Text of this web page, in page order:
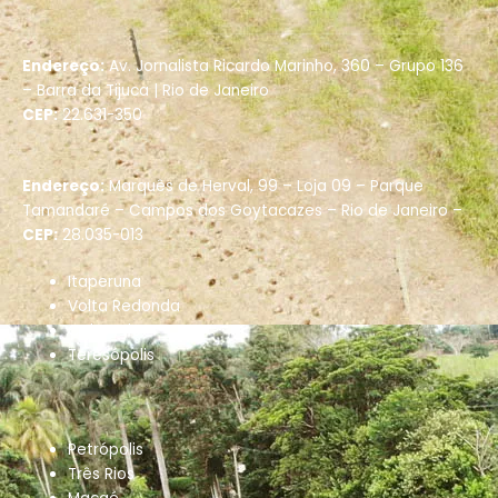
Endereço:Av. Jornalista Ricardo Marinho, 360 – Grupo 136
– Barra da Tijuca |Rio de Janeiro
CEP:22.631-350
Endereço:Marquês de Herval, 99 – Loja 09 – Parque
Tamandaré –Campos dos Goytacazes – Rio de Janeiro –
CEP:28.035-013
Itaperuna
Volta Redonda
Cabo Frio
Teresópolis
Petrópolis
Três Rios